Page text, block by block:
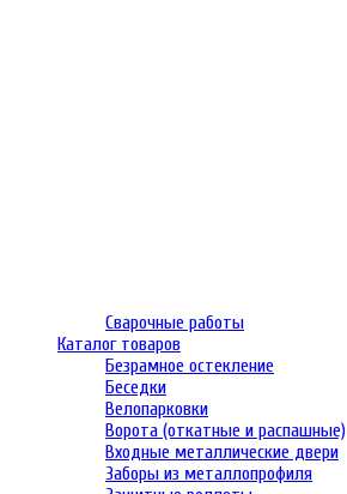
Сварочные работы
Каталог товаров
Безрамное остекление
Беседки
Велопарковки
Ворота (откатные и распашные)
Входные металлические двери
Заборы из металлопрофиля